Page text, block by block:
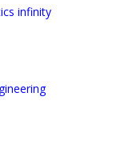
infinity